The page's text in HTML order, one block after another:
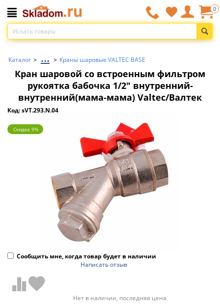
0
Каталог > ... > Краны шаровые VALTEC BASE
Кран шаровой со встроенным фильтром
рукоятка бабочка 1/2" внутренний-
внутренний(мама-мама) Valtec/Валтек
Код: sVT.293.N.04
Скидка 9%
Сообщить мне, когда товар будет в наличии
Написать отзыв
Нет в наличии, последняя цена